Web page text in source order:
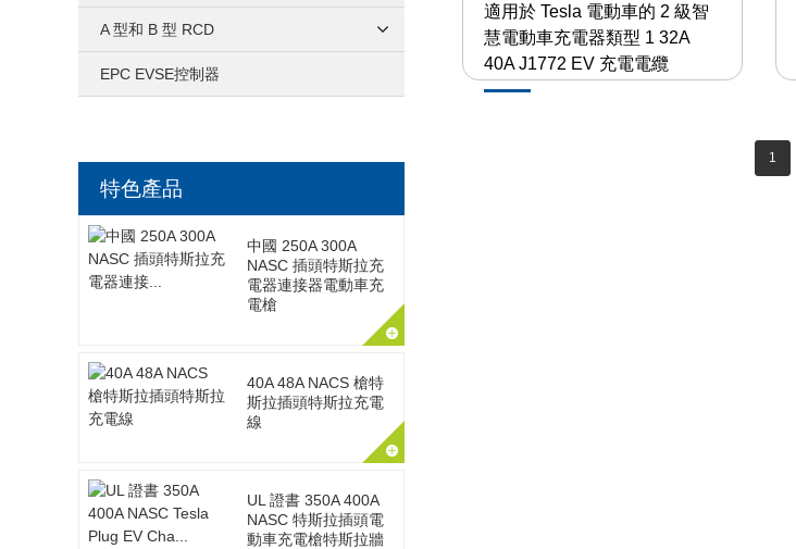
A 型和 B 型 RCD
EPC EVSE控制器
特色產品
中國 250A 300A
NASC 插頭特斯拉充
電器連接器電動車充
電槍
40A 48A NACS 槍特
斯拉插頭特斯拉充電
線
UL 證書 350A 400A
NASC 特斯拉插頭電
動車充電槍特斯拉牆
適用於 Tesla 電動車的 2 級智
慧電動車充電器類型 1 32A
40A J1772 EV 充電電纜
1